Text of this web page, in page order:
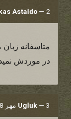
Astaldo — 2 مهر 1388 — ساعت 18:06
متاسفانه
در موردش
Ugluk — 3 مهر 1388 — ساعت 01:51